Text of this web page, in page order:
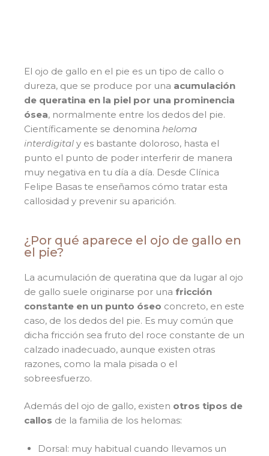
El ojo de gallo en el pie es un tipo de callo o
dureza, que se produce por una acumulación
de queratina en la piel por una prominencia
ósea, normalmente entre los dedos del pie.
Científicamente se denomina heloma
interdigital y es bastante doloroso, hasta el
punto el punto de poder interferir de manera
muy negativa en tu día a día. Desde Clínica
Felipe Basas te enseñamos cómo tratar esta
callosidad y prevenir su aparición.
¿Por qué aparece el ojo de gallo en
el pie?
La acumulación de queratina que da lugar al ojo
de gallo suele originarse por una fricción
constante en un punto óseo concreto, en este
caso, de los dedos del pie. Es muy común que
dicha fricción sea fruto del roce constante de un
calzado inadecuado, aunque existen otras
razones, como la mala pisada o el
sobreesfuerzo.
Además del ojo de gallo, existen otros tipos de
callos de la familia de los helomas:
Dorsal: muy habitual cuando llevamos un